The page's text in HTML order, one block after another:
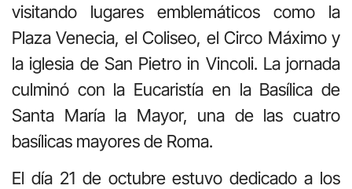
visitando lugares emblemáticos como la
Plaza Venecia, el Coliseo, el Circo Máximo y
la iglesia de San Pietro in Vincoli. La jornada
culminó con la Eucaristía en la Basílica de
Santa María la Mayor, una de las cuatro
basílicas mayores de Roma.
El día 21 de octubre estuvo dedicado a los